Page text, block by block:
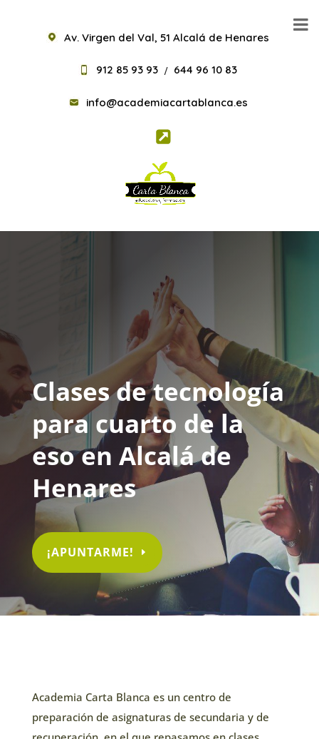
Av. Virgen del Val, 51 Alcalá de Henares
912 85 93 93 / 644 96 10 83
info@academiacartablanca.es
Clases de tecnología
para cuarto de la
eso en Alcalá de
Henares
¡APUNTARME!
Academia Carta Blanca es un centro de
preparación de asignaturas de secundaria y de